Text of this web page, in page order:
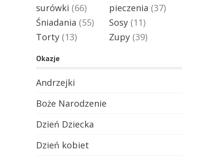
surówki (66)
pieczenia (37)
Śniadania (55) Sosy (11)
Torty (13) Zupy (39)
Okazje
Andrzejki
Boże Narodzenie
Dzień Dziecka
Dzień kobiet